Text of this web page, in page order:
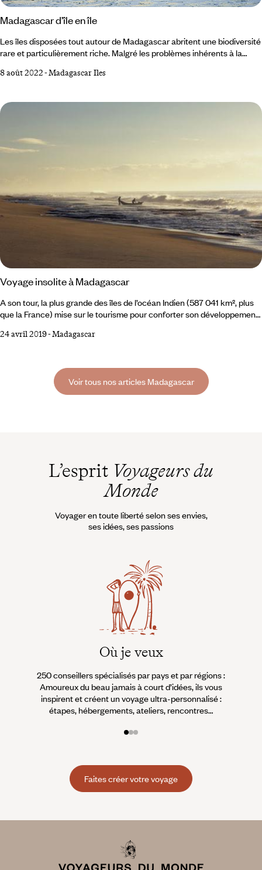
Madagascar d’île en île
Les îles disposées tout autour de Madagascar abritent une biodiversité
rare et particulièrement riche. Malgré les problèmes inhérents à la
tourisme plus responsable ont permis de préserver la beauté de ces
vierge, comme Nosy Hara ou Nosy Fanihy. La nature ainsi choyée se
montre généreuse avec la population locale et les visiteurs de passage.
8 août 2022-Madagascar Iles
Voyage insolite à Madagascar
A son tour, la plus grande des îles de l’océan Indien (587 041 km², plus
que la France) mise sur le tourisme pour conforter son développement.
sincère et vrai. Voilà une excellente nouvelle. Madagascar a traversé
Président d’un pays de 25,
24 avril 2019-Madagascar
Voir tous nos articles Madagascar
L’esprit Voyageurs du
Monde
Voyager en toute liberté selon ses envies,
ses idées, ses passions
Où je veux
250 conseillers spécialisés par pays et par régions :
Amoureux du beau jamais à court d’idées, ils vous
inspirent et créent un voyage ultra-personnalisé :
étapes, hébergements, ateliers, rencontres…
Faites créer votre voyage